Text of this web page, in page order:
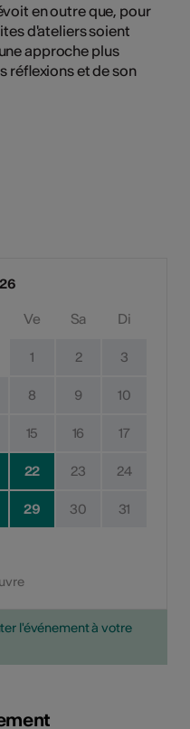
en outre que, pour
d'ateliers soient
approche plus
réflexions et de son
Ve Sa Di
1 2 3
8 9 10
15 16 17
22 23 24
29 30 31
l'événement à votre